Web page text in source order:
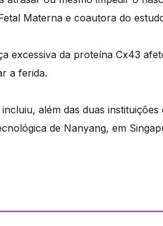
Materna e coautora do
excessiva da proteína Cx43
a ferida.
além das duas
de Nanyang, em